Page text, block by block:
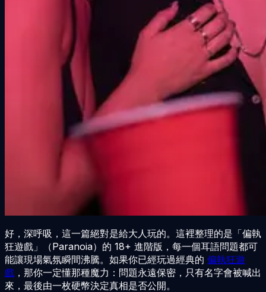
好，深呼吸，這一篇絕對是給大人玩的。這裡整理的是「偏執
狂遊戲」（Paranoia）的 18+ 進階版，每一個耳語問題都可
能讓現場氣氛瞬間沸騰。如果你已經玩過經典的 偏執狂遊
戲 ，那你一定懂那種魔力：問題永遠保密，只有名字會被喊出
來，最後由一枚硬幣決定真相是否公開。